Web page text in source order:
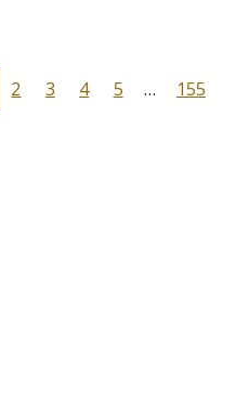
2 3 4 5 155